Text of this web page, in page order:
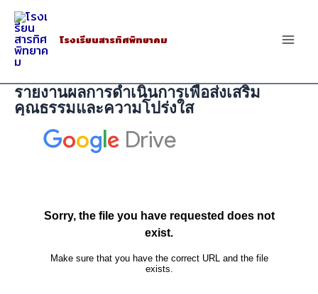
Skip
content
โรงเรียนสารทิศพิทยาคม
รายงานผลการดำเนินการเพื่อส่งเสริม
คุณธรรมและความโปร่งใส